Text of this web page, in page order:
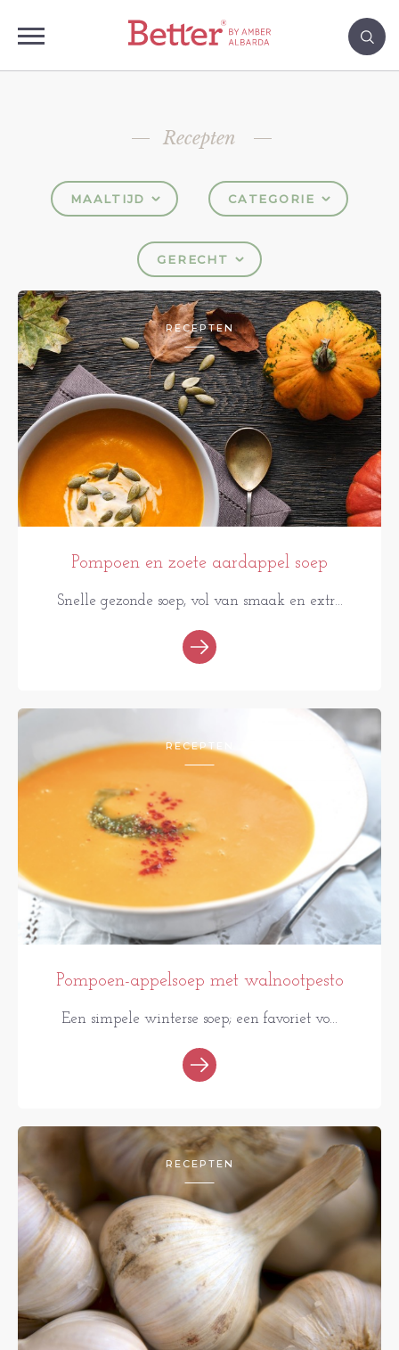
Recepten
MAALTIJD CATEGORIE
GERECHT
RECEPTEN
Pompoen en zoete aardappel soep
Snelle gezonde soep, vol van smaak en extr...
RECEPTEN
Pompoen-appelsoep met walnootpesto
Een simpele winterse soep; een favoriet vo...
RECEPTEN